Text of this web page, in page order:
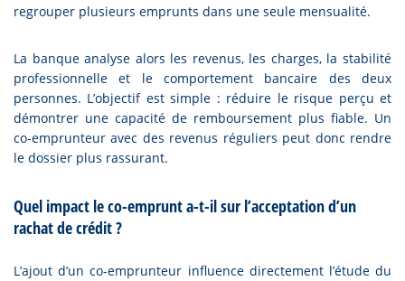
regrouper plusieurs emprunts dans une seule mensualité.
La banque analyse alors les revenus, les charges, la stabilité
professionnelle et le comportement bancaire des deux
personnes. L’objectif est simple : réduire le risque perçu et
démontrer une capacité de remboursement plus fiable. Un
co-emprunteur avec des revenus réguliers peut donc rendre
le dossier plus rassurant.
Quel impact le co-emprunt a-t-il sur l’acceptation d’un
rachat de crédit ?
L’ajout d’un co-emprunteur influence directement l’étude du